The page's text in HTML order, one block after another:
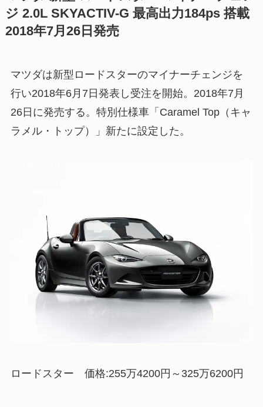
ジ 2.0L SKYACTIV-G 最高出力184ps 搭載
2018年7月26日発売
マツダは新型ロードスターのマイナーチェンジを
行い2018年6月7日発表し受注を開始。2018年7月
26日に発売する。特別仕様車「Caramel Top（キャ
ラメル・トップ）」新たに設定した。
ロードスター 価格:255万4200円～325万6200円